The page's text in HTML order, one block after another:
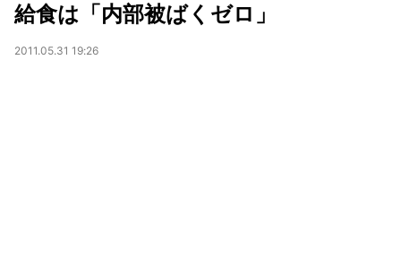
給食は「内部被ばくゼロ」
2011.05.31 19:26